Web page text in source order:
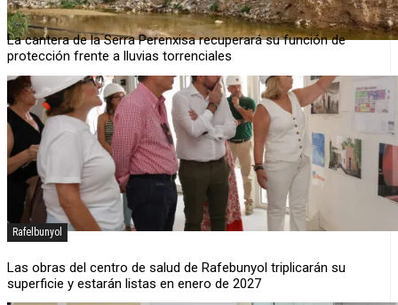
La cantera de la Serra Perenxisa recuperará su función de
protección frente a lluvias torrenciales
Rafelbunyol
Las obras del centro de salud de Rafebunyol triplicarán su
superficie y estarán listas en enero de 2027